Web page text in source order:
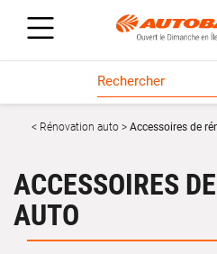
Rénovation auto Accessoires de
ACCESSOIRES
AUTO